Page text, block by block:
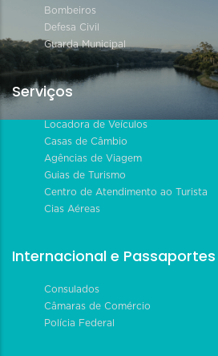
Bombeiros
Defesa Civil
Guarda Municipal
Serviços
Locadora de Veículos
Casas de Câmbio
Agências de Viagem
Guias de Turismo
Centro de Atendimento ao Turista
Cias Aéreas
Internacional e Passaportes
Consulados
Câmaras de Comércio
Polícia Federal